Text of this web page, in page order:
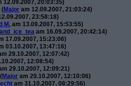
12.09.2007, 20:03:35)
(Major am 12.09.2007, 21:03:24)
23:58:18)
M. am 13.09.2007, 15:53:55)
am 16.09.2007, 20:42:14)
17.09.2007, 15:23:06)
03.10.2007, 13:47:16)
29.10.2007, 12:07:42)
12:08:54)
29.10.2007, 12:09:21)
(Major am 29.10.2007, 12:10:06)
am 31.10.2007, 08:29:56)